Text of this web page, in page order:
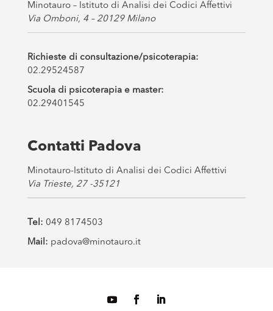
Minotauro – Istituto di Analisi dei Codici Affettivi
Via Omboni, 4 – 20129 Milano
Richieste di consultazione/psicoterapia:
02.29524587
Scuola di psicoterapia e master:
02.29401545
Contatti Padova
Minotauro-Istituto di Analisi dei Codici Affettivi
Via Trieste, 27 -35121
Tel: 049 8174503
Mail: padova@minotauro.it